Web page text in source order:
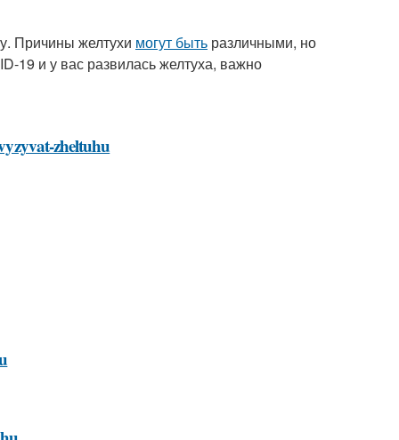
Причины желтухи могут быть различными, но
19 и у вас развилась желтуха, важно
zheltuhu